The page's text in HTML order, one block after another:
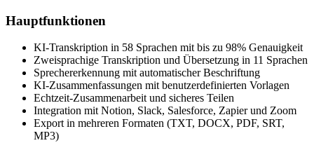
Hauptfunktionen
KI-Transkription in 58 Sprachen mit bis zu 98% Genauigkeit
Zweisprachige Transkription und Übersetzung in 11 Sprachen
Sprechererkennung mit automatischer Beschriftung
KI-Zusammenfassungen mit benutzerdefinierten Vorlagen
Echtzeit-Zusammenarbeit und sicheres Teilen
Integration mit Notion, Slack, Salesforce, Zapier und Zoom
Export in mehreren Formaten (TXT, DOCX, PDF, SRT,
MP3)